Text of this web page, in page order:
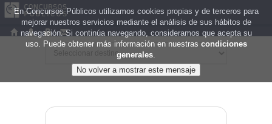
En Concursos Públicos utilizamos cookies propias y de terceros para
mejorar nuestros servicios mediante el análisis de sus hábitos de
navegación. Si continúa navegando, consideramos que acepta su
uso. Puede obtener más información en nuestras condiciones
generales.